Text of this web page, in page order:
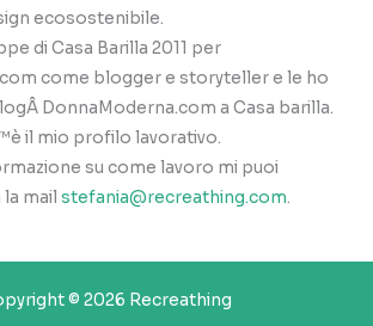
ecosostenibile.
di Casa Barilla 2011 per
come blogger e storyteller e le ho
DonnaModerna.com a Casa barilla.
il mio profilo lavorativo.
su come lavoro mi puoi
la mailstefania@recreathing.com.
© 2026 Recreathing